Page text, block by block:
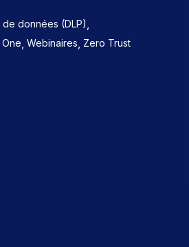
données (DLP),
, Webinaires, Zero Trust